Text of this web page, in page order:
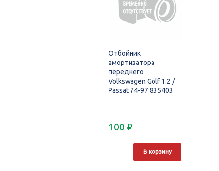
Отбойник
амортизатора
переднего
Volkswagen Golf 1.2 /
Passat 74-97 835403
100 ₽
В корзину